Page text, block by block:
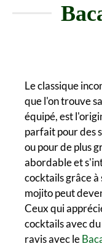
Le classique
que l'on trouve
équipé, est
parfait pour des
ou pour de plus
abordable et
cocktails grâce à
mojito peut
Ceux qui
cocktails avec
ravis avec le